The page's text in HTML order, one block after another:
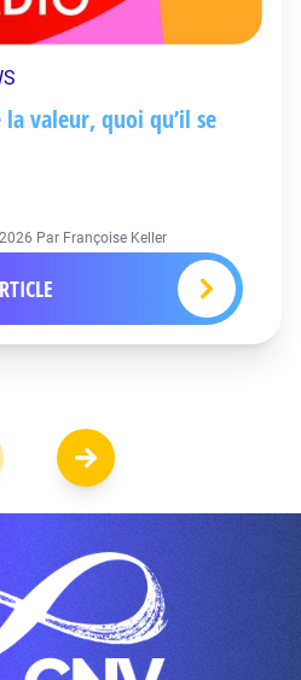
valeur, quoi qu’il se
Par Françoise Keller